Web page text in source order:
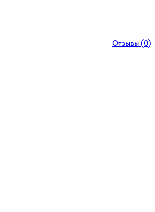
Отзывы (0)